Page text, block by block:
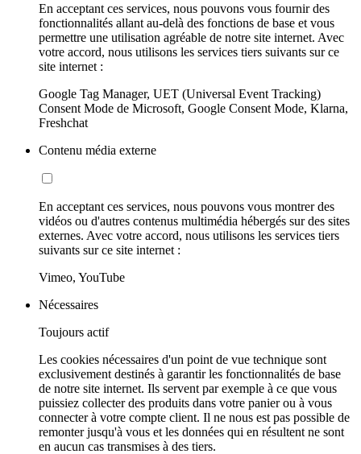
En acceptant ces services, nous pouvons vous fournir des
fonctionnalités allant au-delà des fonctions de base et vous
permettre une utilisation agréable de notre site internet. Avec
votre accord, nous utilisons les services tiers suivants sur ce
site internet :
Google Tag Manager, UET (Universal Event Tracking)
Consent Mode de Microsoft, Google Consent Mode, Klarna,
Freshchat
Contenu média externe
En acceptant ces services, nous pouvons vous montrer des
vidéos ou d'autres contenus multimédia hébergés sur des sites
externes. Avec votre accord, nous utilisons les services tiers
suivants sur ce site internet :
Vimeo, YouTube
Nécessaires
Toujours actif
Les cookies nécessaires d'un point de vue technique sont
exclusivement destinés à garantir les fonctionnalités de base
de notre site internet. Ils servent par exemple à ce que vous
puissiez collecter des produits dans votre panier ou à vous
connecter à votre compte client. Il ne nous est pas possible de
remonter jusqu'à vous et les données qui en résultent ne sont
en aucun cas transmises à des tiers.